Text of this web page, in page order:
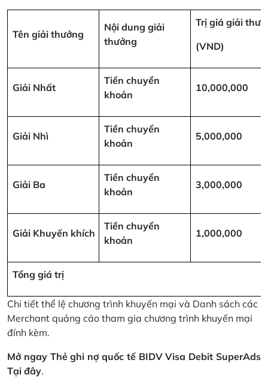
Tên giải thưởng
Nội dung giải
thưởng
Trị giá giải
(VND)
Giải Nhất
Tiền chuyển
khoản
10,000,000
Giải Nhì
Tiền chuyển
khoản
5,000,000
Giải Ba
Tiền chuyển
khoản
3,000,000
Giải Khuyến khích
Tiền chuyển
khoản
1,000,000
Tổng giá trị
Chi tiết thể lệ chương trình khuyến mại và Danh sách các
Merchant quảng cáo tham gia chương trình khuyến mại
đính kèm.
Mở ngay Thẻ ghi nợ quốc tế BIDV Visa Debit SuperAds
Tại đây.